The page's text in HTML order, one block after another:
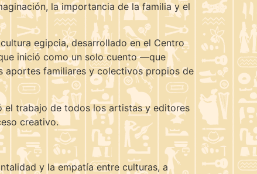
la importancia de la familia y el
egipcia, desarrollado en el Centro
inició como un solo cuento —que
aportes familiares y colectivos propios de
el trabajo de todos los artistas y editores
creativo.
y la empatía entre culturas, a